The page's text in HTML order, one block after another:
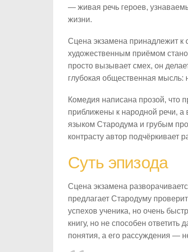
— живая речь героев,
жизни.
Сцена экзамена принадлежит к
художественным приёмом
просто вызывает смех, он
глубокая общественная
Комедия написана прозой, что
приближены к народной речи, а
языком Стародума и грубым
контрасту автор
Суть эпизода
Сцена экзамена
предлагает Стародуму
успехов ученика, но очень
книгу, но не способен
понятия, а его рассуждения —